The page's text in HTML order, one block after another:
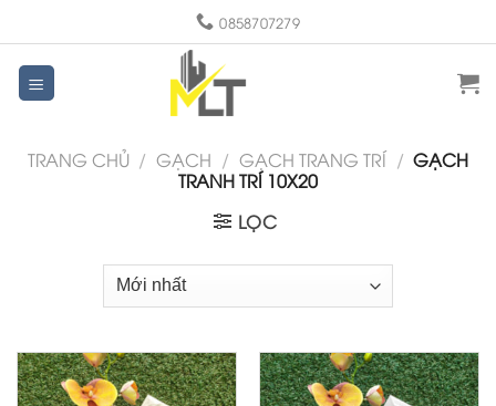
to
content
0858707279
TRANG CHỦ / GẠCH / GẠCH TRANG TRÍ / GẠCH
TRANH TRÍ 10X20
LỌC